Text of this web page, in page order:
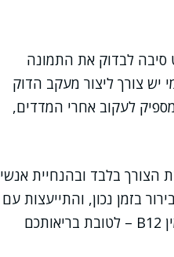
סיבה לבדוק את התמונה
יש צורך ליצור מעקב הדוק
לעקוב אחרי המדדים,
הצורך בלבד ובהנחיית אנשי
בזמן נכון, והתייעצות עם
אנשי מקצוע, הם המפתח להתמודדות מיטבית עם שינויים ברמות ויטמין B12 – לטובת בריאותכם